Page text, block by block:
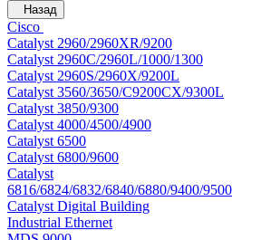
Назад
Cisco
Catalyst 2960/2960XR/9200
Catalyst 2960C/2960L/1000/1300
Catalyst 2960S/2960X/9200L
Catalyst 3560/3650/C9200CX/9300L
Catalyst 3850/9300
Catalyst 4000/4500/4900
Catalyst 6500
Catalyst 6800/9600
Catalyst
6816/6824/6832/6840/6880/9400/9500
Catalyst Digital Building
Industrial Ethernet